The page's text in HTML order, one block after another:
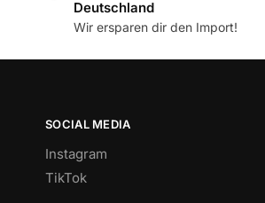
Deutschland
Wir ersparen dir den Import!
SOCIAL MEDIA
Instagram
TikTok